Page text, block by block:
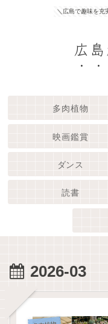
＼広島で趣味を充
広
多肉植物
映画鑑賞
ダンス
読書
2026-03